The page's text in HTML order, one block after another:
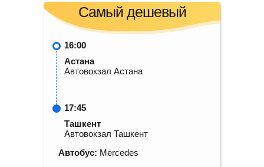
Самый дешевый
16:00
Астана
Автовокзал Астана
17:45
Ташкент
Автовокзал Ташкент
Автобус: Mercedes